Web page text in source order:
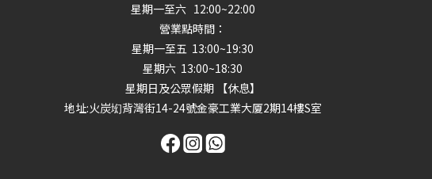
星期一至六 12:00~22:00
營業點時間：
星期一至五 13:00~19:30
星期六 13:00~18:30
星期日及公眾假期 【休息】
地址:火炭㘭背灣街14-24號金豪工業大厦2期14樓S室